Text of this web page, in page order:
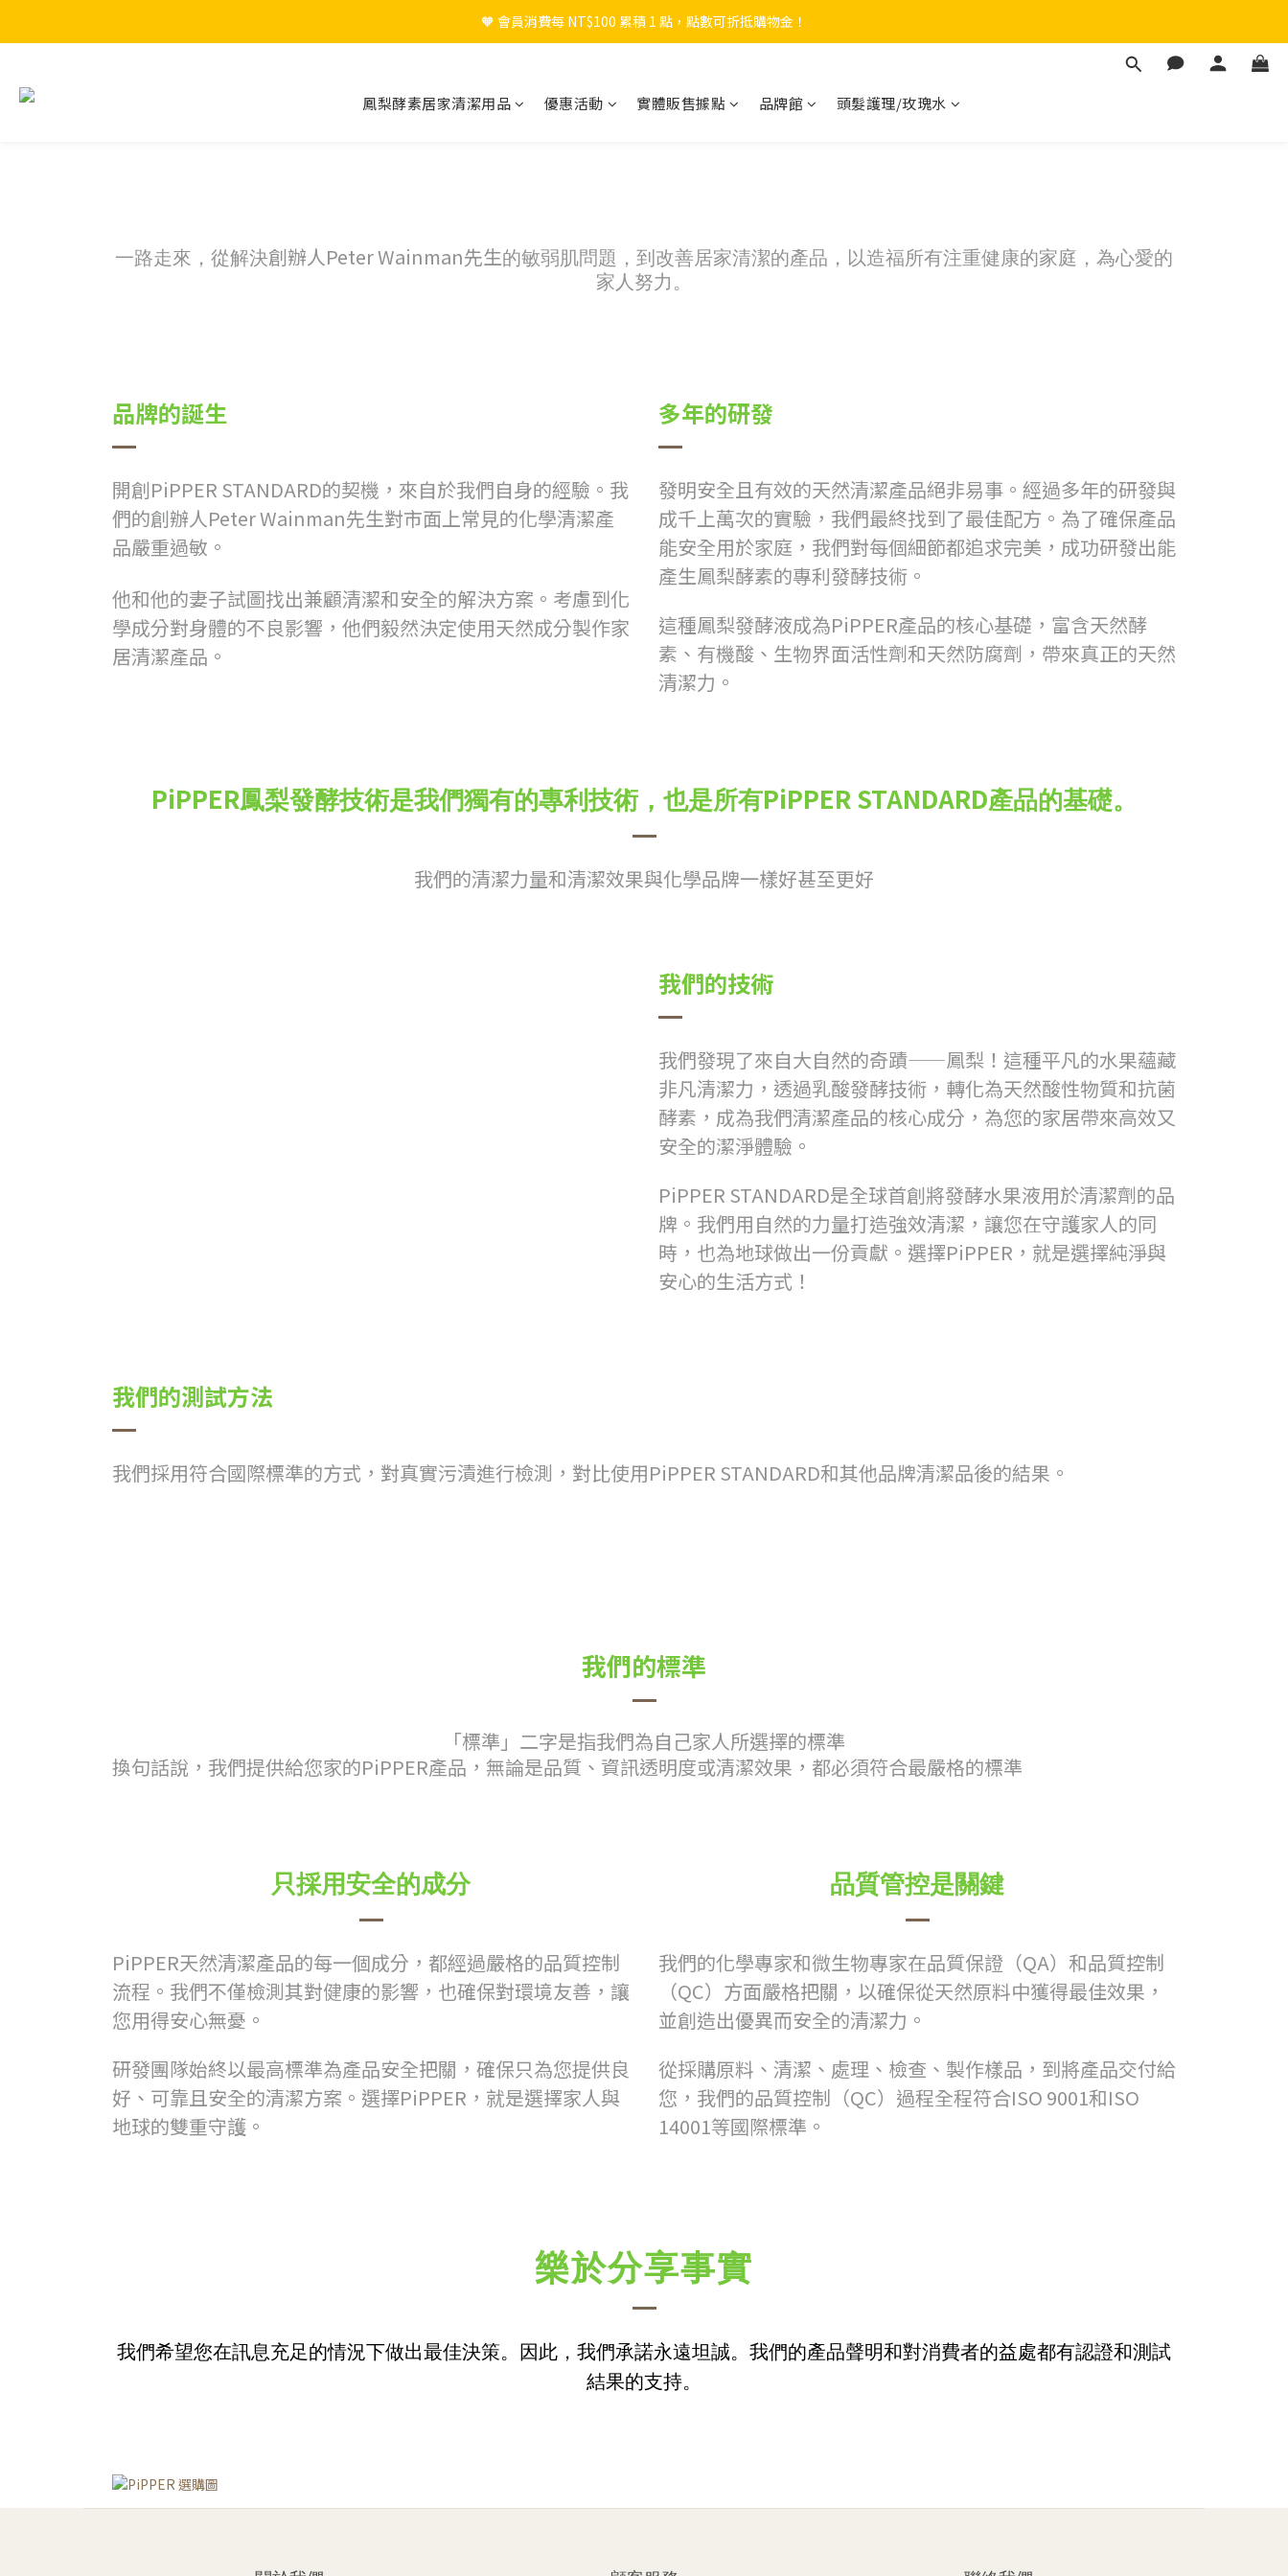
🎉 新會員註冊立即送 $200 購物金＋首購免運！
🧡 會員消費每 NT$100 累積 1 點，點數可折抵購物金！
鳳梨酵素居家清潔用品 優惠活動 實體販售據點 品牌館 頭髮護理/玫瑰水
一路走來，從解決創辦人Peter Wainman先生的敏弱肌問題，到改善居家清潔的產品，以造福所有注重健康的家庭，為心愛的
家人努力。
品牌的誕生
開創PiPPER STANDARD的契機，來自於我們自身的經驗。 我
們的創辦人Peter Wainman先生對市面上常見的化學清潔產
品嚴重過敏。
他和他的妻子試圖找出兼顧清潔和安全的解決方案。 考慮到化
學成分對身體的不良影響， 他們毅然決定使用天然成分製作家
居清潔產品。
多年的研發
發明安全且有效的天然清潔產品絕非易事。經過多年的研發與
成千上萬次的實驗，我們最終找到了最佳配方。為了確保產品
能安全用於家庭，我們對每個細節都追求完美，成功研發出能
產生鳳梨酵素的專利發酵技術。
這種鳳梨發酵液成為PiPPER產品的核心基礎，富含天然酵
素、有機酸、生物界面活性劑和天然防腐劑，帶來真正的天然
清潔力。
PiPPER鳳梨發酵技術是我們獨有的專利技術，也是所有PiPPER STANDARD產品的基礎。
我們的清潔力量和清潔效果與化學品牌一樣好甚至更好
我們的技術
我們發現了來自大自然的奇蹟——鳳梨！這種平凡的水果蘊藏
非凡清潔力，透過乳酸發酵技術，轉化為天然酸性物質和抗菌
酵素，成為我們清潔產品的核心成分，為您的家居帶來高效又
安全的潔淨體驗。
PiPPER STANDARD是全球首創將發酵水果液用於清潔劑的品
牌。我們用自然的力量打造強效清潔，讓您在守護家人的同
時，也為地球做出一份貢獻。選擇PiPPER，就是選擇純淨與
安心的生活方式！
我們的測試方法
我們採用符合國際標準的方式，對真實污漬進行檢測 ， 對比使用PiPPER STANDARD和其他品牌清潔品後的結果。
我們的標準
「標準」二字是指我們為自己家人所選擇的標準
換句話說，我們提供給您家的PiPPER產品，無論是品質、資訊透明度或清潔效果，都必須符合最嚴格的標準
只採用安全的成分
PiPPER天然清潔產品的每一個成分，都經過嚴格的品質控制
流程。我們不僅檢測其對健康的影響，也確保對環境友善，讓
您用得安心無憂。
研發團隊始終以最高標準為產品安全把關，確保只為您提供良
好、可靠且安全的清潔方案。選擇PiPPER，就是選擇家人與
地球的雙重守護。
品質管控是關鍵
我們的化學專家和微生物專家在品質保證（QA）和品質控制
（QC）方面嚴格把關，以確保從天然原料中獲得最佳效果，
並創造出優異而安全的清潔力。
從採購原料、清潔、處理、檢查、製作樣品，到將產品交付給
您，我們的品質控制（QC）過程全程符合ISO 9001和ISO
14001等國際標準。
樂於分享事實
我們希望您在訊息充足的情況下做出最佳決策。因此，我們承諾永遠坦誠。我們的產品聲明和對消費者的益處都有認證和測試
結果的支持。